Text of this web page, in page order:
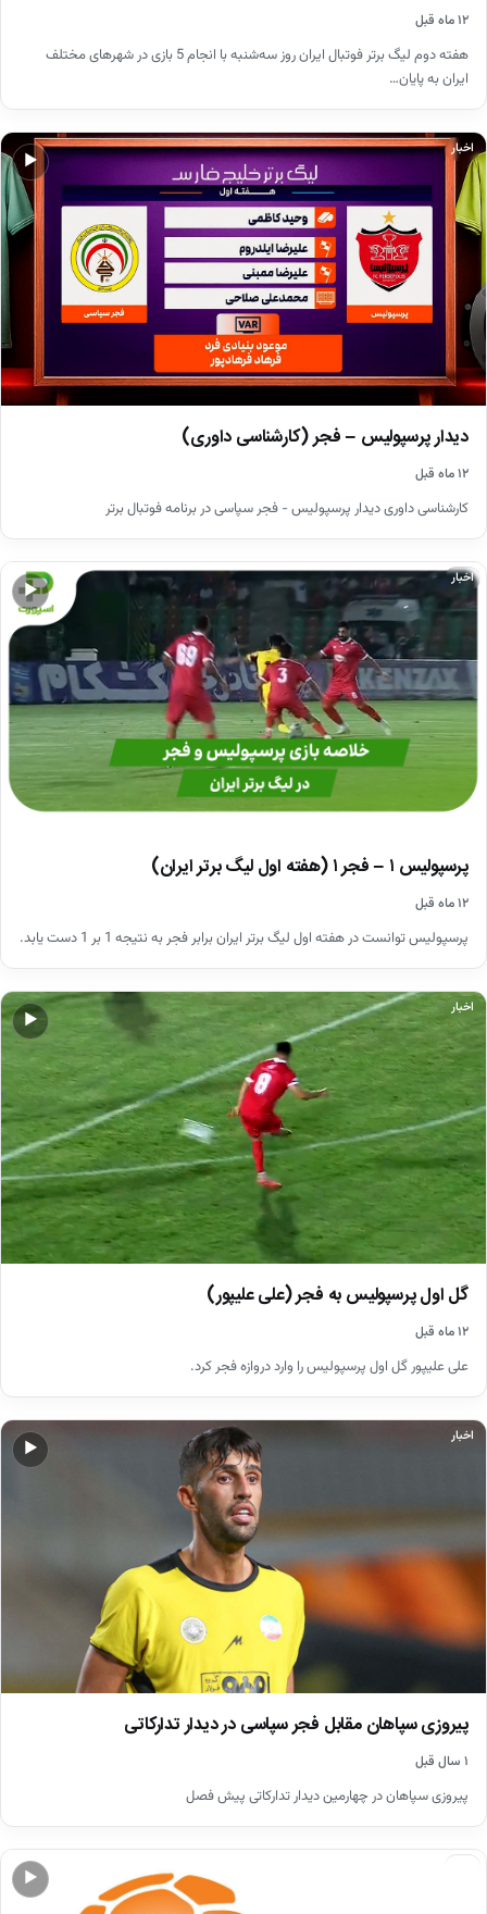
۱۲ ماه قبل
هفته دوم لیگ برتر فوتبال ایران روز سه‌شنبه با انجام 5 بازی در شهرهای مختلف
ایران به پایان…
▶
اخبار
دیدار پرسپولیس – فجر (کارشناسی داوری)
۱۲ ماه قبل
کارشناسی داوری دیدار پرسپولیس - فجر سپاسی در برنامه فوتبال برتر
▶
اخبار
پرسپولیس ۱ – فجر ۱ (هفته اول لیگ برتر ایران)
۱۲ ماه قبل
پرسپولیس توانست در هفته اول لیگ برتر ایران برابر فجر به نتیجه 1 بر 1 دست یابد.
▶
اخبار
گل اول پرسپولیس به فجر (علی علیپور)
۱۲ ماه قبل
علی علیپور گل اول پرسپولیس را وارد دروازه فجر کرد.
▶
اخبار
پیروزی سپاهان مقابل فجر سپاسی در دیدار تدارکاتی
۱ سال قبل
پیروزی سپاهان در چهارمین دیدار تدارکاتی پیش فصل
▶